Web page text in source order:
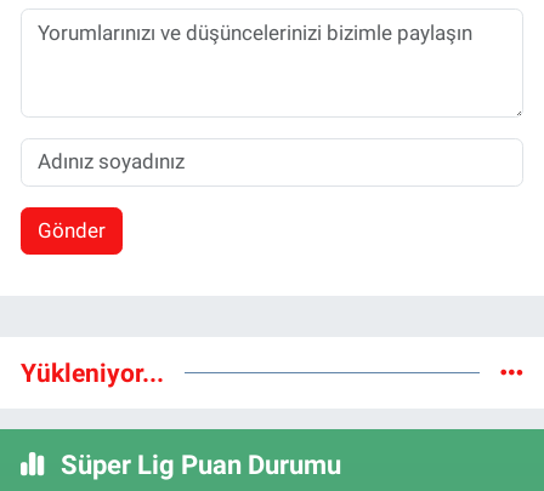
Gönder
Yükleniyor...
Süper Lig Puan Durumu